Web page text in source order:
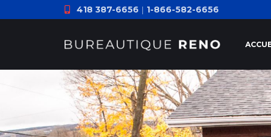
418 387-6656 | 1-866-582-6656